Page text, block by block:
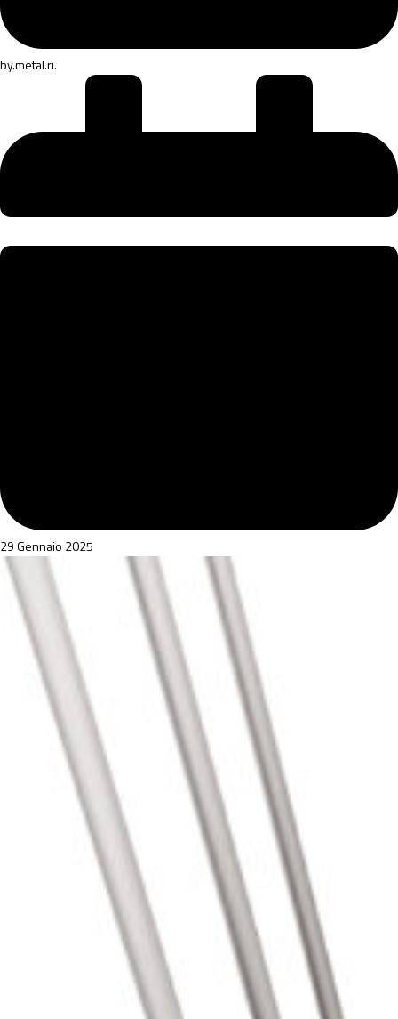
by.metal.ri.
29 Gennaio 2025